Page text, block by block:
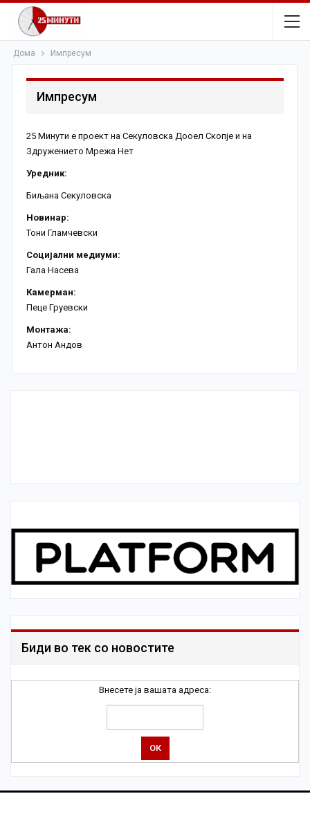
Дома Импресум
Импресум
25 Минути е проект на Секуловска Дооел Скопје и на
Здружението Мрежа Нет
Уредник:
Биљана Секуловска
Новинар:
Тони Гламчевски
Социјални медиуми:
Гала Насева
Камерман:
Пеце Груевски
Монтажа:
Антон Андов
Биди во тек со новостите
Внесете ја вашата адреса: